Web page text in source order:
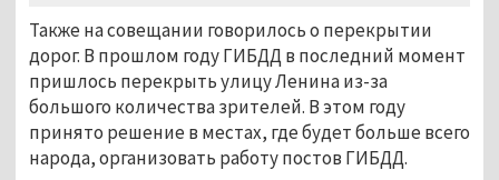
Также на совещании говорилось о перекрытии
дорог. В прошлом году ГИБДД в последний момент
пришлось перекрыть улицу Ленина из-за
большого количества зрителей. В этом году
принято решение в местах, где будет больше всего
народа, организовать работу постов ГИБДД.